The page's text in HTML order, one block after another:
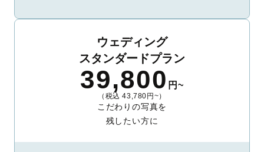
ウェディング
スタンダードプラン
39,800 円~
（税込 43,780円~）
こだわりの写真を
残したい方に